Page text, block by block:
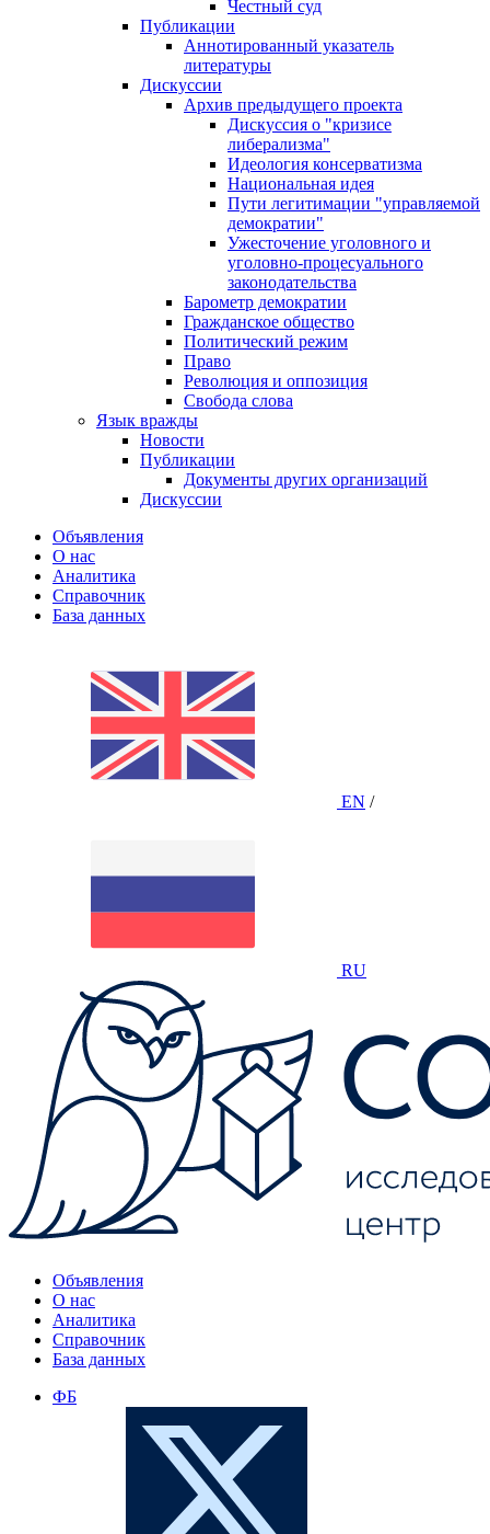
Честный суд
Публикации
Аннотированный указатель
литературы
Дискуссии
Архив предыдущего проекта
Дискуссия о "кризисе
либерализма"
Идеология консерватизма
Национальная идея
Пути легитимации "управляемой
демократии"
Ужесточение уголовного и
уголовно-процесуального
законодательства
Барометр демократии
Гражданское общество
Политический режим
Право
Революция и оппозиция
Свобода слова
Язык вражды
Новости
Публикации
Документы других организаций
Дискуссии
Объявления
О нас
Аналитика
Справочник
База данных
EN /
RU
Объявления
О нас
Аналитика
Справочник
База данных
ФБ